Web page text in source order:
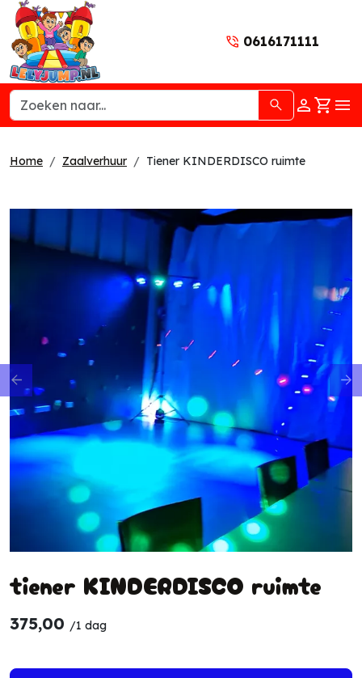
0616171111
naar
Home Zaalverhuur Tiener KINDERDISCO ruimte
Previous
tiener KINDERDISCO ruimte
375,00 /1 dag